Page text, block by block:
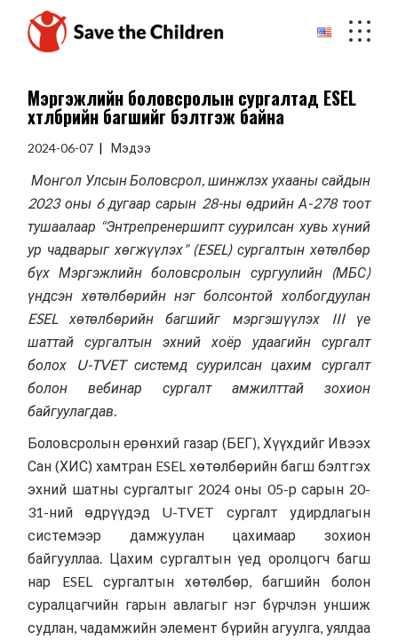
content
Мэргэжлийн боловсролын сургалтад ESEL
хөтөлбөрийн багшийг бэлтгэж байна
2024-06-07 Мэдээ
Монгол Улсын Боловсрол, шинжлэх ухааны сайдын
2023 оны 6 дугаар сарын 28-ны өдрийн А-278 тоот
тушаалаар “Энтрепренершипт суурилсан хувь хүний
ур чадварыг хөгжүүлэх” (ESEL) сургалтын хөтөлбөр
бүх Мэргэжлийн боловсролын сургуулийн (МБС)
үндсэн хөтөлбөрийн нэг болсонтой холбогдуулан
ESEL хөтөлбөрийн багшийг мэргэшүүлэх III үе
шаттай сургалтын эхний хоёр удаагийн сургалт
болох U-TVET системд суурилсан цахим сургалт
болон вебинар сургалт амжилттай зохион
байгуулагдав.
Боловсролын ерөнхий газар (БЕГ), Хүүхдийг Ивээх
Сан (ХИС) хамтран ESEL хөтөлбөрийн багш бэлтгэх
эхний шатны сургалтыг 2024 оны 05-р сарын 20-
31-ний өдрүүдэд U-TVET сургалт удирдлагын
системээр дамжуулан цахимаар зохион
байгууллаа. Цахим сургалтын үед оролцогч багш
нар ESEL сургалтын хөтөлбөр, багшийн болон
суралцагчийн гарын авлагыг нэг бүрчлэн уншиж
судлан, чадамжийн элемент бүрийн агуулга, уялдаа